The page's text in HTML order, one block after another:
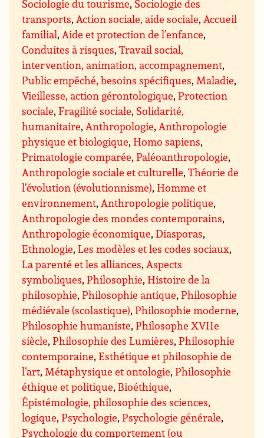
Sociologie du tourisme, Sociologie des
transports, Action sociale, aide sociale, Accueil
familial, Aide et protection de l’enfance,
Conduites à risques,Travail social,
intervention, animation, accompagnement,
Public empêché, besoins spécifiques, Maladie,
Vieillesse, action gérontologique,Protection
sociale,Fragilité sociale, Solidarité,
humanitaire, Anthropologie, Anthropologie
physique et biologique,Homo sapiens,
Primatologie comparée,Paléoanthropologie,
Anthropologie sociale et culturelle,Théorie de
l’évolution (évolutionnisme),Homme et
environnement, Anthropologie politique,
Anthropologie des mondes contemporains,
Anthropologie économique,Diasporas,
Ethnologie,Les modèles et les codes sociaux,
La parenté et les alliances, Aspects
symboliques,Philosophie,Histoire de la
philosophie,Philosophie antique,Philosophie
médiévale (scolastique),Philosophie moderne,
Philosophie humaniste,Philosophe XVIIe
siècle,Philosophie des Lumières,Philosophie
contemporaine,Esthétique et philosophie de
l’art, Métaphysique et ontologie,Philosophie
éthique et politique, Bioéthique,
Épistémologie, philosophie des sciences,
logique,Psychologie,Psychologie générale,
Psychologie du comportement (ou